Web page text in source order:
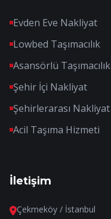
Evden Eve Nakliyat
Lowbed Taşımacılık
Asansörlü Taşımacılık
Şehir İçi Nakliyat
Şehirlerarası Nakliyat
Acil Taşıma Hizmeti
İletişim
Çekmeköy / İstanbul